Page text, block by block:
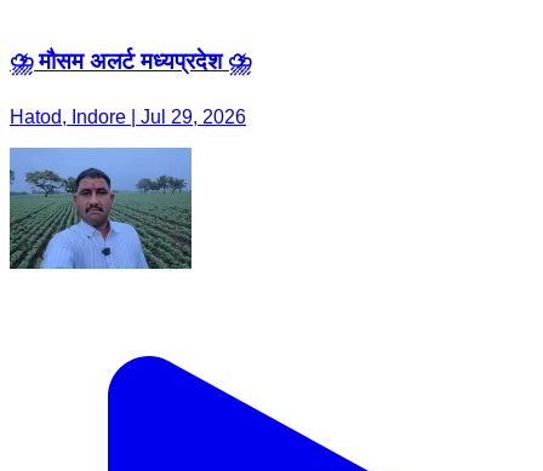
⛈️ मौसम अलर्ट मध्यप्रदेश ⛈️
Hatod, Indore | Jul 29, 2026